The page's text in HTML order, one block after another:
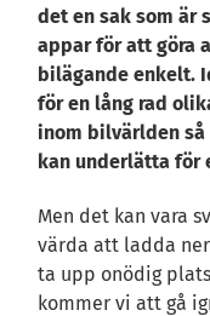
det en sak som är
appar för att göra
bilägande enkelt.
för en lång rad
inom bilvärlden
kan underlätta för
Men det kan vara
värda att ladda
ta upp onödig
kommer vi att gå